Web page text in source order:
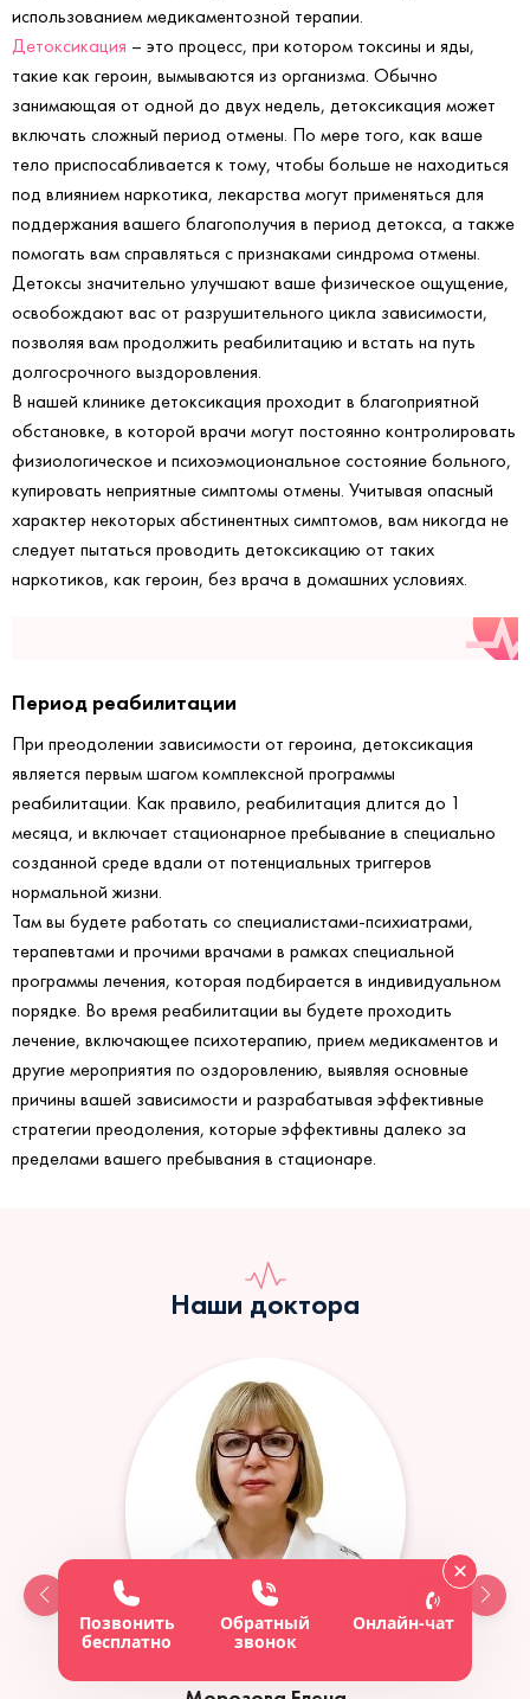
использованием медикаментозной терапии.
Детоксикация – это процесс, при котором токсины и яды,
такие как героин, вымываются из организма. Обычно
занимающая от одной до двух недель, детоксикация может
включать сложный период отмены. По мере того, как ваше
тело приспосабливается к тому, чтобы больше не находиться
под влиянием наркотика, лекарства могут применяться для
поддержания вашего благополучия в период детокса, а также
помогать вам справляться с признаками синдрома отмены.
Детоксы значительно улучшают ваше физическое ощущение,
освобождают вас от разрушительного цикла зависимости,
позволяя вам продолжить реабилитацию и встать на путь
долгосрочного выздоровления.
В нашей клинике детоксикация проходит в благоприятной
обстановке, в которой врачи могут постоянно контролировать
физиологическое и психоэмоциональное состояние больного,
купировать неприятные симптомы отмены. Учитывая опасный
характер некоторых абстинентных симптомов, вам никогда не
следует пытаться проводить детоксикацию от таких
наркотиков, как героин, без врача в домашних условиях.
Период реабилитации
При преодолении зависимости от героина, детоксикация
является первым шагом комплексной программы
реабилитации. Как правило, реабилитация длится до 1
месяца, и включает стационарное пребывание в специально
созданной среде вдали от потенциальных триггеров
нормальной жизни.
Там вы будете работать со специалистами-психиатрами,
терапевтами и прочими врачами в рамках специальной
программы лечения, которая подбирается в индивидуальном
порядке. Во время реабилитации вы будете проходить
лечение, включающее психотерапию, прием медикаментов и
другие мероприятия по оздоровлению, выявляя основные
причины вашей зависимости и разрабатывая эффективные
стратегии преодоления, которые эффективны далеко за
пределами вашего пребывания в стационаре.
Наши доктора
Позвонить
бесплатно
Обратный
звонок
Онлайн-чат